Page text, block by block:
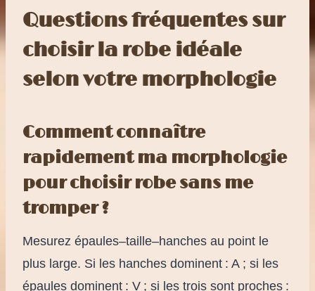
Questions fréquentes sur
choisir la robe idéale
selon votre morphologie
Comment connaître
rapidement ma morphologie
pour choisir robe sans me
tromper ?
Mesurez épaules–taille–hanches au point le
plus large. Si les hanches dominent : A ; si les
épaules dominent : V ; si les trois sont proches :